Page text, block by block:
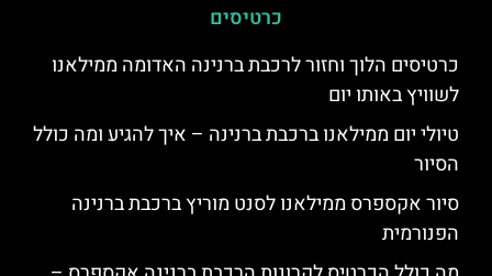
כרטיסים
כרטיסים הלוך וחזור לרכבת ברנינה האדומה ממילאנו
לשוויץ באותו יום
טיולי יום ממילאנו ברכבת ברנינה – איך להגיע ומה כולל
הסיור
סיור אקספרס ממילאנו לסנט מוריץ ברכבת ברנינה
הפנורמית